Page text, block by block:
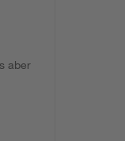
aber